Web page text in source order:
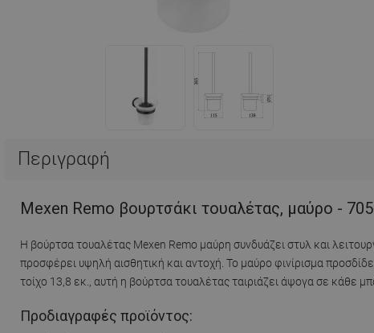
Περιγραφή
Mexen Remo βουρτσάκι τουαλέτας, μαύρο -
Η βούρτσα τουαλέτας Mexen Remo μαύρη συνδυάζει στυλ και
προσφέρει υψηλή αισθητική και αντοχή. Το μαύρο φινίρισμα
τοίχο 13,8 εκ., αυτή η βούρτσα τουαλέτας ταιριάζει άψογα σε κάθε
Προδιαγραφές προϊόντος: